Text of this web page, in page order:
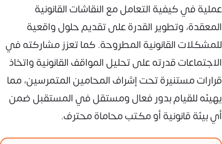
عملية في كيفية التعامل مع النقاشات القانونية
المعقدة، وتطوير القدرة على تقديم حلول واقعية
للمشكلات القانونية المطروحة. كما تعزز مشاركته في
الاجتماعات قدرته على تحليل المواقف القانونية واتخاذ
قرارات مستنيرة تحت إشراف المحامين المتمرسين، مما
يهيئه للقيام بدور فعال ومستقل في المستقبل ضمن
أي بيئة قانونية أو مكتب محاماة محترف.